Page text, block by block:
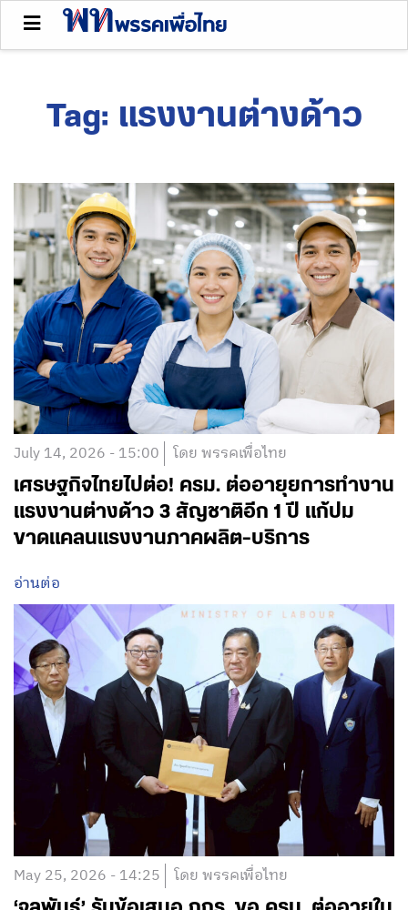
Tag: แรงงานต่างด้าว
July 14, 2026 - 15:00 โดย พรรคเพื่อไทย
เศรษฐกิจไทยไปต่อ! ครม. ต่ออายุยการทำงาน
แรงงานต่างด้าว 3 สัญชาติอีก 1 ปี แก้ปม
ขาดแคลนแรงงานภาคผลิต-บริการ
อ่านต่อ
May 25, 2026 - 14:25 โดย พรรคเพื่อไทย